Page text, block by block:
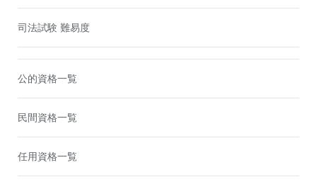
司法試験 難易度
公的資格一覧
民間資格一覧
任用資格一覧